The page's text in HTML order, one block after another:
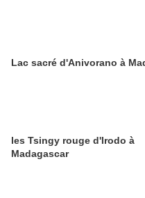
Lac sacré d'Anivorano à
les Tsingy rouge d'Irodo à
Madagascar